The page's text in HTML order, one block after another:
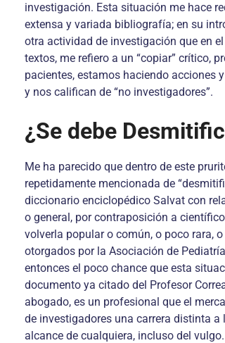
investigación. Esta situación me hace
extensa y variada bibliografía; en su
otra actividad de investigación que en
textos, me refiero a un “copiar” crítico,
pacientes, estamos haciendo acciones
y nos califican de “no investigadores”.
¿Se debe
Me ha parecido que dentro de este
repetidamente mencionada de
diccionario enciclopédico Salvat con
o general, por contraposición a
volverla popular o común, o poco rara,
otorgados por la Asociación de
entonces el poco chance que esta
documento ya citado del Profesor
abogado, es un profesional que el
de investigadores una carrera distinta
alcance de cualquiera, incluso del